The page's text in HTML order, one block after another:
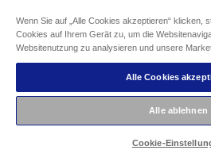
Informationen zu
Epson Engagement für
Copyright © 2026
Wenn Sie auf „Alle Cookies akzeptieren“ klicken,
Cookies auf Ihrem Gerät zu, um die
Websitenutzung zu analysieren und unsere
Alle Cookies
Alle ablehnen
Cookie-